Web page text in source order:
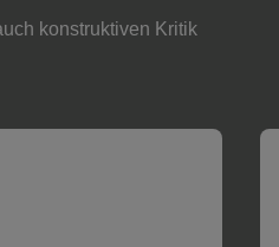
konstruktiven Kritik